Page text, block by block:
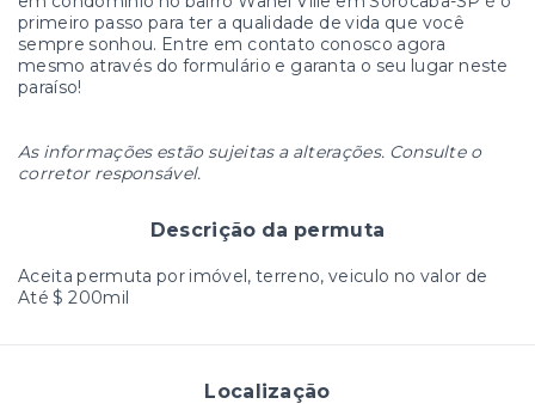
primeiro passo para ter a qualidade de vida que você
sempre sonhou. Entre em contato conosco agora
mesmo através do formulário e garanta o seu lugar neste
paraíso!
As informações estão sujeitas a alterações. Consulte o
corretor responsável.
Descrição da permuta
Aceita permuta por imóvel, terreno, veiculo no valor de
Até $ 200mil
Localização